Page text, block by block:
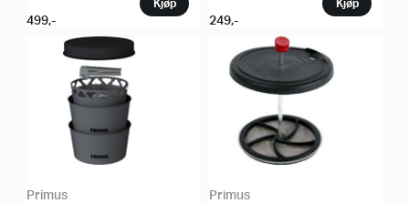
499,- 249,-
Primus
Primus